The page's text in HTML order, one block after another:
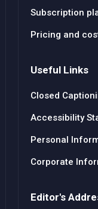
Subscription
Pricing and
Useful Links
Closed
Accessibility
Personal
Corporate
Editor's